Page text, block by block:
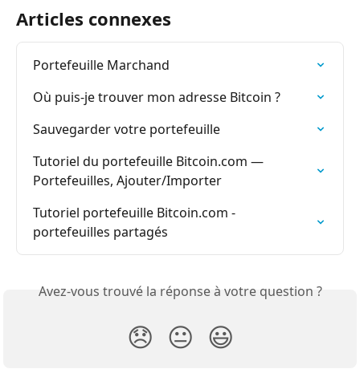
Articles connexes
Portefeuille Marchand
Où puis-je trouver mon adresse Bitcoin ?
Sauvegarder votre portefeuille
Tutoriel du portefeuille Bitcoin.com —
Portefeuilles, Ajouter/Importer
Tutoriel portefeuille Bitcoin.com -
portefeuilles partagés
Avez-vous trouvé la réponse à votre question ?
😞 😐 😃